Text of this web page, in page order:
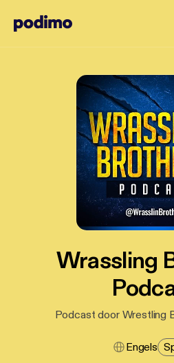
Wrassling
Podcast door Wrestling
Engels